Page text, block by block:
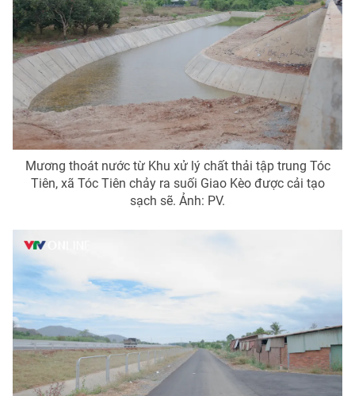
Mương thoát nước từ Khu xử lý chất thải tập trung Tóc
Tiên, xã Tóc Tiên chảy ra suối Giao Kèo được cải tạo
sạch sẽ. Ảnh: PV.